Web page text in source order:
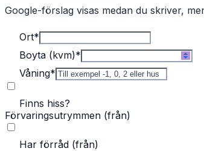
Google-förslag visas medan du skriver,
Ort*
Boyta (kvm)*
Våning*
Finns hiss?
Förvaringsutrymmen (från)
Har förråd (från)